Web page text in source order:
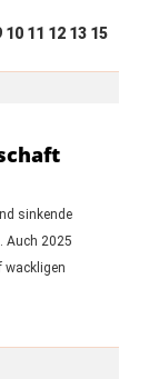
10 11 12 13 15
sinkende
Auch 2025
wackligen